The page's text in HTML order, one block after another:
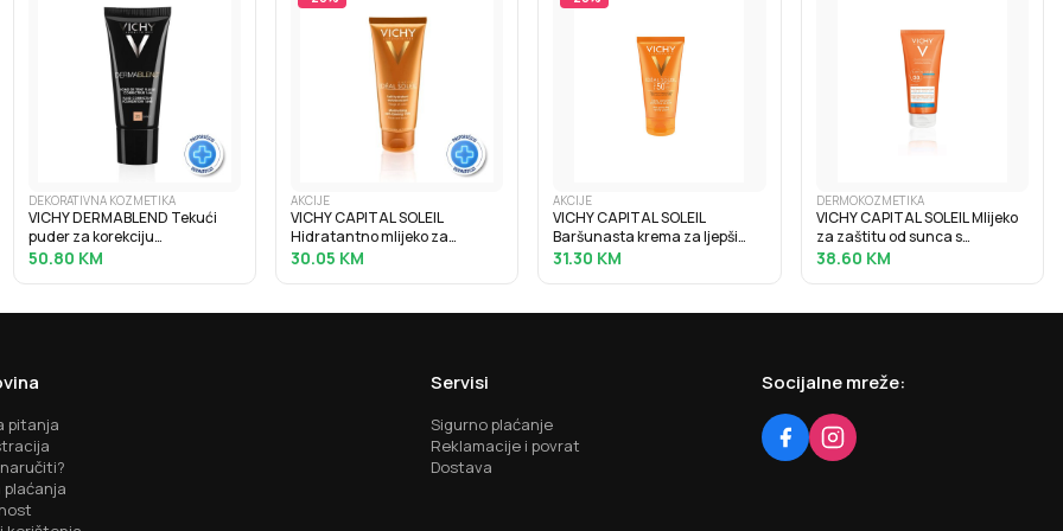
DEKORATIVNA KOZMETIKA
VICHY DERMABLEND Tekući
puder za korekciju
neujednačene boje kože
50.80 KM
AKCIJE
VICHY CAPITAL SOLEIL
Hidratantno mlijeko za
samotamnjenje, 100 ml
30.05 KM
AKCIJE
VICHY CAPITAL SOLEIL
Baršunasta krema za ljepši
izgled kože, normalna do suha
31.30 KM
DERMOKOZMETIKA
VICHY CAPITAL SOLEIL Mlijeko
za zaštitu od sunca s
hidratacijskom hijaluronskom
38.60 KM
pitanja
plaćanja
Servisi
Sigurno plaćanje
Reklamacije i povrat
Dostava
Socijalne mreže: